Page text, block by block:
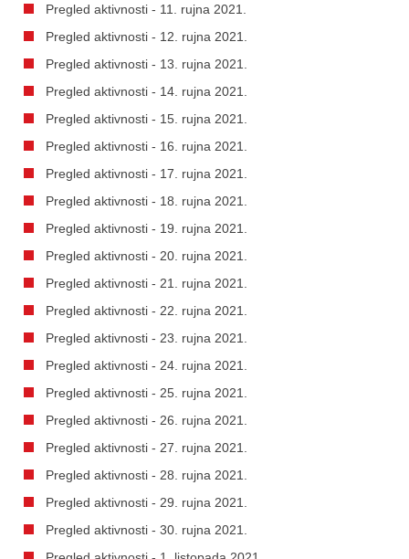
Pregled aktivnosti - 11. rujna 2021.
Pregled aktivnosti - 12. rujna 2021.
Pregled aktivnosti - 13. rujna 2021.
Pregled aktivnosti - 14. rujna 2021.
Pregled aktivnosti - 15. rujna 2021.
Pregled aktivnosti - 16. rujna 2021.
Pregled aktivnosti - 17. rujna 2021.
Pregled aktivnosti - 18. rujna 2021.
Pregled aktivnosti - 19. rujna 2021.
Pregled aktivnosti - 20. rujna 2021.
Pregled aktivnosti - 21. rujna 2021.
Pregled aktivnosti - 22. rujna 2021.
Pregled aktivnosti - 23. rujna 2021.
Pregled aktivnosti - 24. rujna 2021.
Pregled aktivnosti - 25. rujna 2021.
Pregled aktivnosti - 26. rujna 2021.
Pregled aktivnosti - 27. rujna 2021.
Pregled aktivnosti - 28. rujna 2021.
Pregled aktivnosti - 29. rujna 2021.
Pregled aktivnosti - 30. rujna 2021.